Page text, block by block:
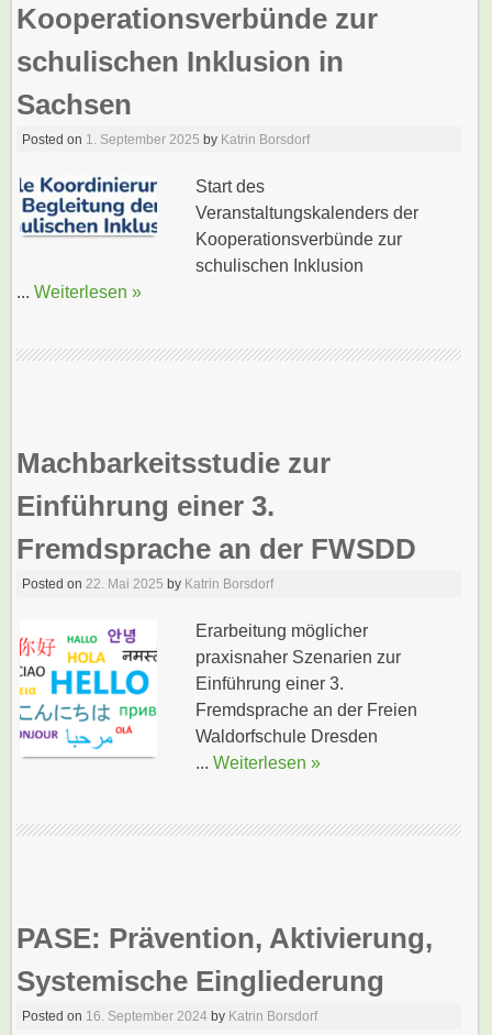
Kooperationsverbünde zur
schulischen Inklusion in
Sachsen
Posted on 1. September 2025 by Katrin Borsdorf
Start des
Veranstaltungskalenders der
Kooperationsverbünde zur
schulischen Inklusion
...Weiterlesen »
Machbarkeitsstudie zur
Einführung einer 3.
Fremdsprache an der FWSDD
Posted on22. Mai 2025 by Katrin Borsdorf
Erarbeitung möglicher
praxisnaher Szenarien zur
Einführung einer 3.
Fremdsprache an der Freien
Waldorfschule Dresden
...Weiterlesen »
PASE: Prävention, Aktivierung,
Systemische Eingliederung
Posted on 16. September 2024 by Katrin Borsdorf